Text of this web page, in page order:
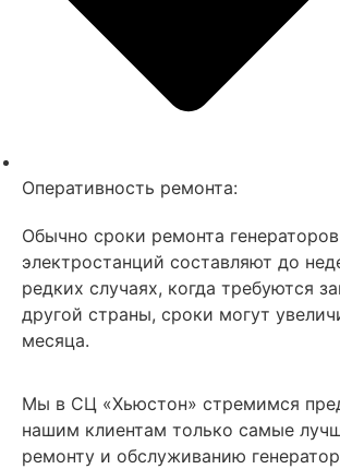
Оперативность ремонта:
Обычно сроки ремонта
электростанций составляют до
редких случаях, когда требуются
другой страны, сроки могут
месяца.
Мы в СЦ «Хьюстон» стремимся
нашим клиентам только самые
ремонту и обслуживанию